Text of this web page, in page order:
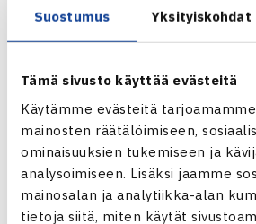
Suostumus Yksityiskohdat
Tämä sivusto käyttää evästeitä
Käytämme evästeitä
mainosten räätälöimiseen,
ominaisuuksien tukemiseen ja
analysoimiseen. Lisäksi jaamme
mainosalan ja analytiikka-alan
tietoja siitä, miten käytät